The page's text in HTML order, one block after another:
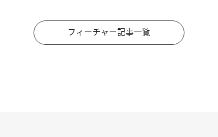
フィーチャー記事一覧